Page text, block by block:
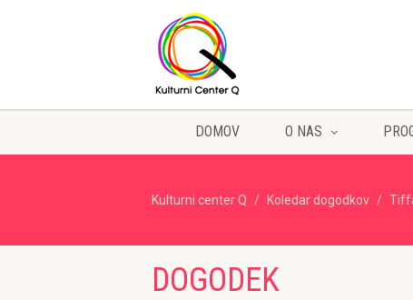
DOMOV O NAS
Kulturni center Q Koledar dogodkov
DOGODEK